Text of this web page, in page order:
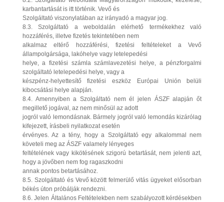
karbantartását is itt történik. Vevő és
Szolgáltató viszonylatában az irányadó a magyar jog.
8.3. Szolgáltató a weboldalán elérhető termékekhez való
hozzáférés, illetve fizetés tekintetében nem
alkalmaz eltérő hozzáférési, fizetési feltételeket a Vevő
állampolgársága, lakóhelye vagy letelepedési
helye, a fizetési számla számlavezetési helye, a pénzforgalmi
szolgáltató letelepedési helye, vagy a
készpénz-helyettesítő fizetési eszköz Európai Unión belüli
kibocsátási helye alapján.
8.4. Amennyiben a Szolgáltató nem él jelen ÁSZF alapján őt
megillető jogával, az nem minősül az adott
jogról való lemondásnak. Bármely jogról való lemondás kizárólag
kifejezett, írásbeli nyilatkozat esetén
érvényes. Az a tény, hogy a Szolgáltató egy alkalommal nem
követeli meg az ÁSZF valamely lényeges
feltételének vagy kikötésének szigorú betartását, nem jelenti azt,
hogy a jövőben nem fog ragaszkodni
annak pontos betartásához.
8.5. Szolgáltató és Vevő között felmerülő vitás ügyeket elősorban
békés úton próbálják rendezni.
8.6. Jelen Általános Feltételekben nem szabályozott kérdésekben